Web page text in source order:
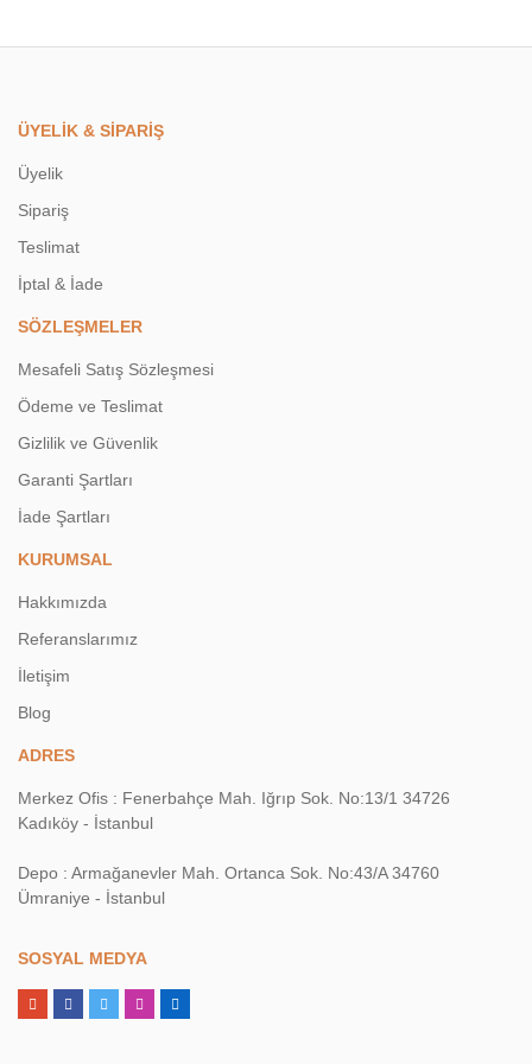
ÜYELİK & SİPARİŞ
Üyelik
Sipariş
Teslimat
İptal & İade
SÖZLEŞMELER
Mesafeli Satış Sözleşmesi
Ödeme ve Teslimat
Gizlilik ve Güvenlik
Garanti Şartları
İade Şartları
KURUMSAL
Hakkımızda
Referanslarımız
İletişim
Blog
ADRES
Merkez Ofis : Fenerbahçe Mah. Iğrıp Sok. No:13/1 34726
Kadıköy - İstanbul
Depo : Armağanevler Mah. Ortanca Sok. No:43/A 34760
Ümraniye - İstanbul
SOSYAL MEDYA